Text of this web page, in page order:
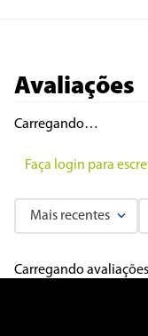
Avaliações
Carregando…
Faça login para
Mais recentes
Carregando